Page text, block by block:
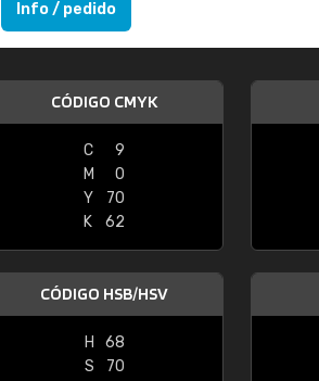
Info / pedido
CÓDIGO CMYK
C
9
M
0
Y
70
K
62
CÓDIGO HSB/HSV
H
68
S
70